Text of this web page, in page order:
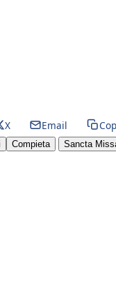
X Email
Compieta Sancta